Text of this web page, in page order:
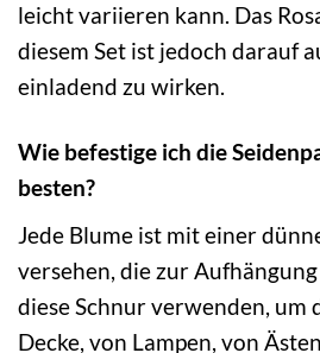
leicht variieren kann. Das
diesem Set ist jedoch darauf
einladend zu wirken.
Wie befestige ich die
besten?
Jede Blume ist mit einer
versehen, die zur
diese Schnur verwenden, um
Decke, von Lampen, von